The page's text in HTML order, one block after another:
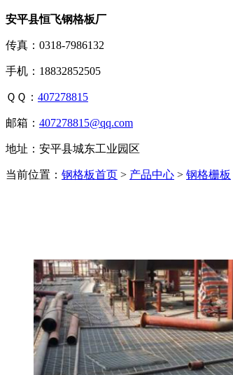
安平县恒飞钢格板厂
传真：0318-7986132
手机：18832852505
ＱＱ： 407278815
邮箱： 407278815@qq.com
地址：安平县城东工业园区
当前位置： 钢格板首页 > 产品中心 > 钢格栅板